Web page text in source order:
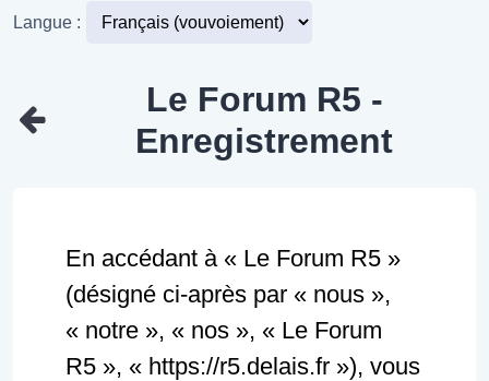
Langue :
Le Forum R5 -
Enregistrement
En accédant à « Le Forum R5 »
(désigné ci-après par « nous »,
« notre », « nos », « Le Forum
R5 », « https://r5.delais.fr »), vous